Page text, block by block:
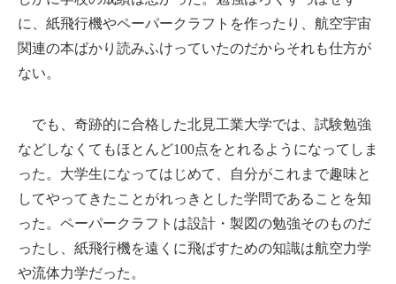
に、紙飛行機やペーパークラフトを作ったり、航空宇宙
関連の本ばかり読みふけっていたのだからそれも仕方が
ない。
でも、奇跡的に合格した北見工業大学では、試験勉強
などしなくてもほとんど100点をとれるようになってしま
った。大学生になってはじめて、自分がこれまで趣味と
してやってきたことがれっきとした学問であることを知
った。ペーパークラフトは設計・製図の勉強そのものだ
ったし、紙飛行機を遠くに飛ばすための知識は航空力学
や流体力学だった。